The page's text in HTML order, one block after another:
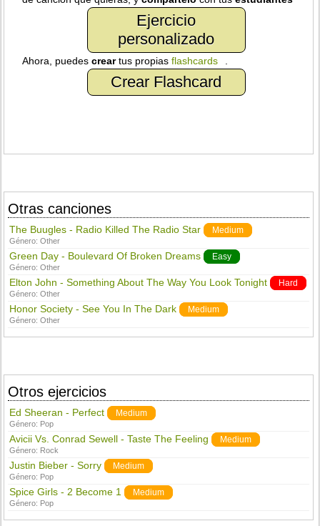
Ejercicio
personalizado
Ahora, puedescreartus propiasflashcards
Crear Flashcard
Otras canciones
The Buugles - Radio Killed The Radio Star Medium
Género:Other
Green Day - Boulevard Of Broken Dreams Easy
Género:Other
Elton John - Something About The Way You Look Tonight Hard
Género:Other
Honor Society - See You In The Dark Medium
Género:Other
Otros ejercicios
Ed Sheeran - Perfect Medium
Género: Pop
Avicii Vs. Conrad Sewell - Taste The Feeling Medium
Género: Rock
Justin Bieber - Sorry Medium
Género: Pop
Spice Girls - 2 Become 1 Medium
Género: Pop